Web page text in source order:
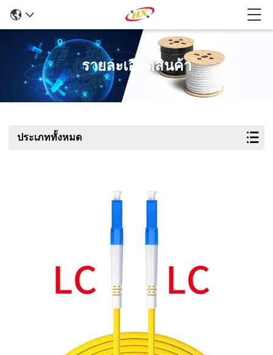
รายละเอียดสินค้า
ประเภททั้งหมด